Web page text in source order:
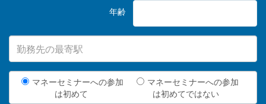
年齢
マネーセミナーへの参加
は初めて
マネーセミナーへの参加
は初めてではない